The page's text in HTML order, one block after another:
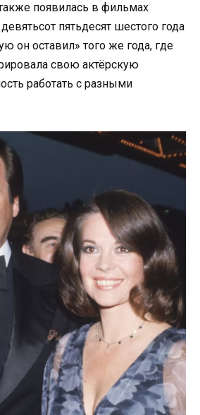
появилась в фильмах
пятьдесят шестого года
он оставил» того же года, где
свою актёрскую
работать с разными